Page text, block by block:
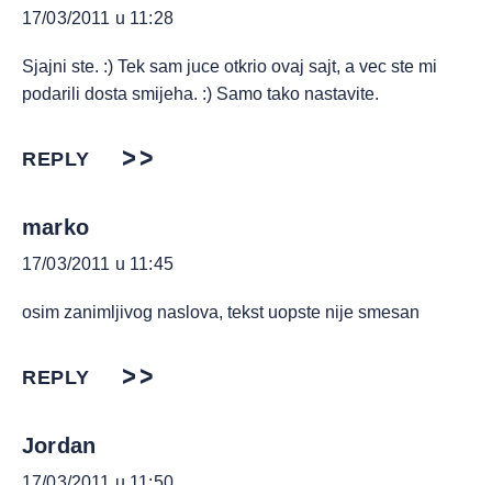
17/03/2011 u 11:28
Sjajni ste. :) Tek sam juce otkrio ovaj sajt, a vec ste mi
podarili dosta smijeha. :) Samo tako nastavite.
REPLY
marko
17/03/2011 u 11:45
osim zanimljivog naslova, tekst uopste nije smesan
REPLY
Jordan